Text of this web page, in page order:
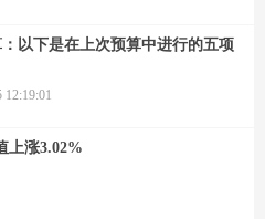
：以下是在上次预算中进行的五项
12:19:01
上涨3.02%